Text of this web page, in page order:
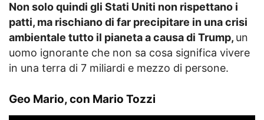
Non solo quindi gli Stati Uniti non rispettano i
patti, ma rischiano di far precipitare in una crisi
ambientale tutto il pianeta a causa di Trump, un
uomo ignorante che non sa cosa significa vivere
in una terra di 7 miliardi e mezzo di persone.
Geo Mario, con Mario Tozzi